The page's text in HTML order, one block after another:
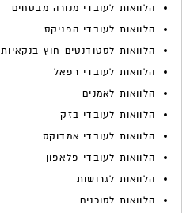
הלוואות לעובדי מנורה מבטחים
הלוואות לעובדי הפניקס
הלוואות לסטודנטים חוץ בנקאיות
הלוואות לעובדי רפאל
הלוואות לאמנים
הלוואות לעובדי בזק
הלוואות לעובדי אמדוקס
הלוואות לעובדי פלאפון
הלוואות לגרושות
הלוואות לסוכנים